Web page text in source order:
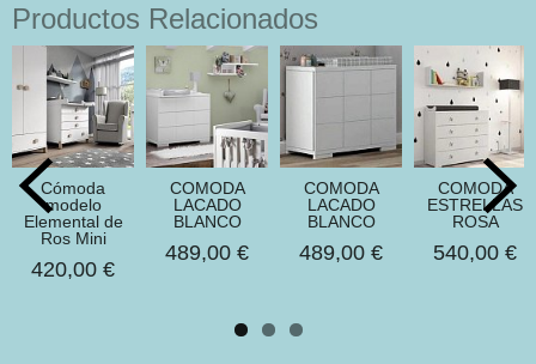
Productos Relacionados
Cómoda
modelo
Elemental de
Ros Mini
420,00 €
COMODA
LACADO
BLANCO
489,00 €
COMODA
LACADO
BLANCO
489,00 €
COMODA
ESTRELLAS
ROSA
540,00 €